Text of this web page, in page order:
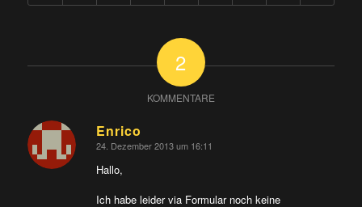
2
KOMMENTARE
Enrico
sagte:
24. Dezember 2013 um 16:11
Hallo,
Ich habe leider via Formular noch keine